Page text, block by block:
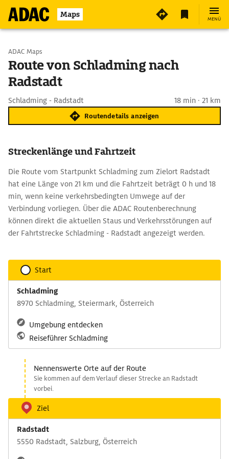
Maps MENÜ
Start wählen
Ziel eingeben
ADAC Maps
Route von Schladming nach
Radstadt
Schladming - Radstadt 18 min · 21 km
Routendetails anzeigen
Streckenlänge und Fahrtzeit
Die Route vom Startpunkt Schladming zum Zielort Radstadt
hat eine Länge von 21 km und die Fahrtzeit beträgt 0 h und 18
min, wenn keine verkehrsbedingten Umwege auf der
Verbindung vorliegen. Über die ADAC Routenberechnung
können direkt die aktuellen Staus und Verkehrsstörungen auf
der Fahrtstrecke Schladming - Radstadt angezeigt werden.
Start
Schladming
8970 Schladming, Steiermark, Österreich
Umgebung entdecken
Reiseführer Schladming
Nennenswerte Orte auf der Route
Sie kommen auf dem Verlauf dieser Strecke an Radstadt
vorbei.
Ziel
Radstadt
5550 Radstadt, Salzburg, Österreich